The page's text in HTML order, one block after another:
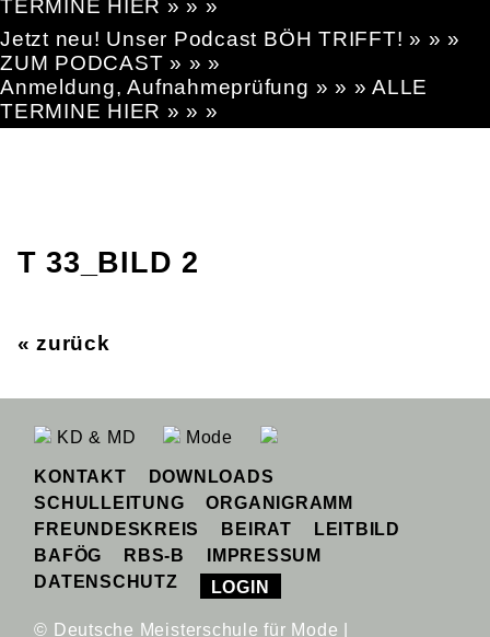
TERMINE HIER » » »
Jetzt neu! Unser Podcast BÖH TRIFFT! » » »
ZUM PODCAST » » »
Anmeldung, Aufnahmeprüfung » » » ALLE
TERMINE HIER » » »
T 33_BILD 2
« zurück
KD & MD Mode
KONTAKT
DOWNLOADS
SCHULLEITUNG
ORGANIGRAMM
FREUNDESKREIS
BEIRAT
LEITBILD
BAFÖG
RBS-B
IMPRESSUM
DATENSCHUTZ
LOGIN
© Deutsche Meisterschule für Mode |